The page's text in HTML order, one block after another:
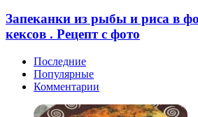
Запеканки из рыбы и риса в
кексов . Рецепт с фото
Последние
Популярные
Комментарии